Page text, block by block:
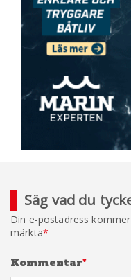
Säg vad du
Din e-postadress
märkta*
Kommentar*